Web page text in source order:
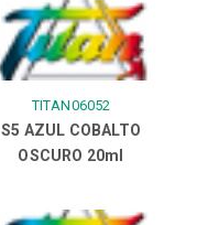
TITAN06052
S5 AZUL COBALTO
OSCURO 20ml